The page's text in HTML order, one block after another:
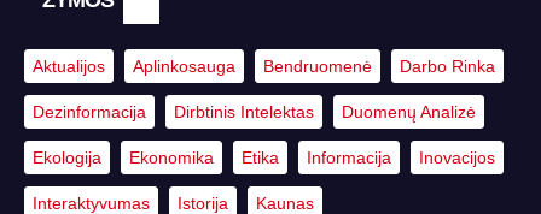
Aktualijos Aplinkosauga Bendruomenė Darbo Rinka
Dezinformacija Dirbtinis Intelektas Duomenų Analizė
Ekologija Ekonomika Etika Informacija Inovacijos
Interaktyvumas Istorija Kaunas